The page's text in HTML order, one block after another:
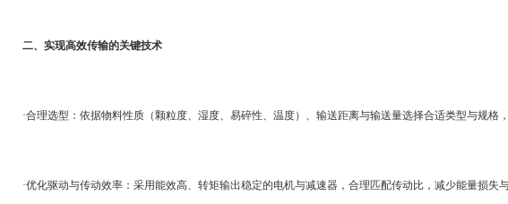
二、实现高效传输的关键技术
·合理选型：依据物料性质（颗粒度、湿度、易碎性、温度）、输送距离与输送量选择合适类型与规格
·优化驱动与传动效率：采用能效高、转矩输出稳定的电机与减速器，合理匹配传动比，减少能量损失与